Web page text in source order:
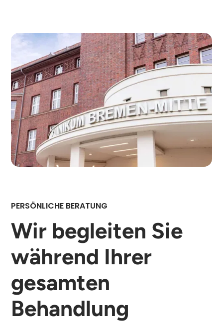
PERSÖNLICHE BERATUNG
Wir begleiten Sie
während Ihrer
gesamten
Behandlung